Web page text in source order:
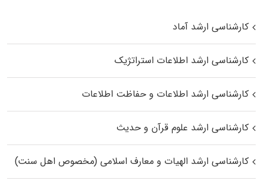
کارشناسی ارشد آماد
کارشناسی ارشد اطلاعات استراتژیک
کارشناسی ارشد اطلاعات و حفاظت اطلاعات
کارشناسی ارشد علوم قرآن و حدیث
کارشناسی ارشد الهیات و معارف اسلامی (مخصوص اهل سنت)